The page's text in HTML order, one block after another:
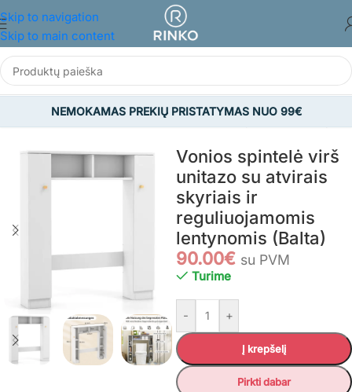
Skip to navigation
Skip to main content
NEMOKAMAS PREKIŲ PRISTATYMAS NUO 99€
BALDAI/Vonios kambario baldai/ Vonios spintelės ir lentynos
Vonios spintelė virš
unitazo su atvirais
skyriais ir
reguliuojamomis
lentynomis (Balta)
90.00€ su PVM
Turime
- +
Į krepšelį
Pirkti dabar